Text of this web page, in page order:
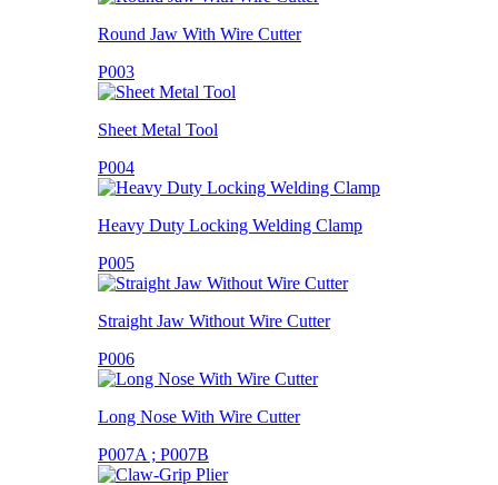
Round Jaw With Wire Cutter
P003
Sheet Metal Tool
P004
Heavy Duty Locking Welding Clamp
P005
Straight Jaw Without Wire Cutter
P006
Long Nose With Wire Cutter
P007A ; P007B